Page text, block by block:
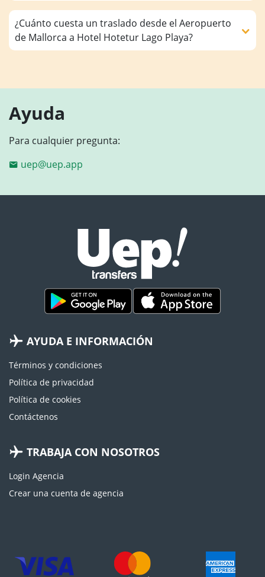
¿Cuánto cuesta un traslado desde el Aeropuerto
de Mallorca a Hotel Hotetur Lago Playa?
Ayuda
Para cualquier pregunta:
uep@uep.app
AYUDA E INFORMACIÓN
Términos y condiciones
Política de privacidad
Política de cookies
Contáctenos
TRABAJA CON NOSOTROS
Login Agencia
Crear una cuenta de agencia